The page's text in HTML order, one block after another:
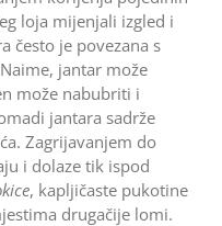
loja mijenjali izgled i
često je povezana s
jantar može
može nabubriti i
jantara sadrže
Zagrijavanjem do
i dolaze tik ispod
, kapljičaste pukotine
drugačije lomi.